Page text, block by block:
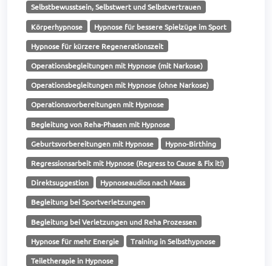
Selbstbewusstsein, Selbstwert und Selbstvertrauen
Körperhypnose Hypnose für bessere Spielzüge im Sport
Hypnose für kürzere Regenerationszeit
Operationsbegleitungen mit Hypnose (mit Narkose)
Operationsbegleitungen mit Hypnose (ohne Narkose)
Operationsvorbereitungen mit Hypnose
Begleitung von Reha-Phasen mit Hypnose
Geburtsvorbereitungen mit Hypnose Hypno-Birthing
Regressionsarbeit mit Hypnose (Regress to Cause & Fix it!)
Direktsuggestion Hypnoseaudios nach Mass
Begleitung bei Sportverletzungen
Begleitung bei Verletzungen und Reha Prozessen
Hypnose für mehr Energie Training in Selbsthypnose
Teiletherapie in Hypnose